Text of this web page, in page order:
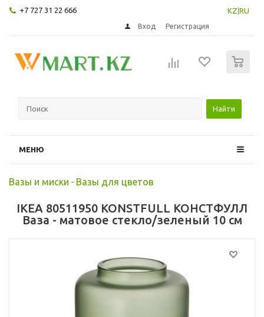
+7 727 31 22 666 KZ RU
Вход Регистрация
Найти
МЕНЮ
Вазы и миски - Вазы для цветов
IKEA 80511950 KONSTFULL КОНСТФУЛЛ
Ваза - матовое стекло/зеленый 10 см